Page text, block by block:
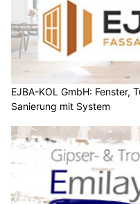
EJBA-KOL GmbH: Fenster,
Sanierung mit System